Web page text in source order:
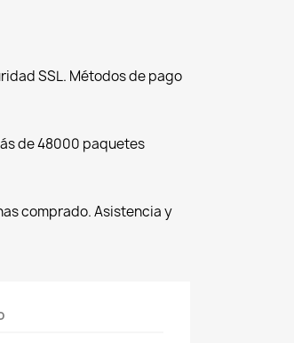
SSL. Métodos de pago
de 48000 paquetes
comprado. Asistencia y